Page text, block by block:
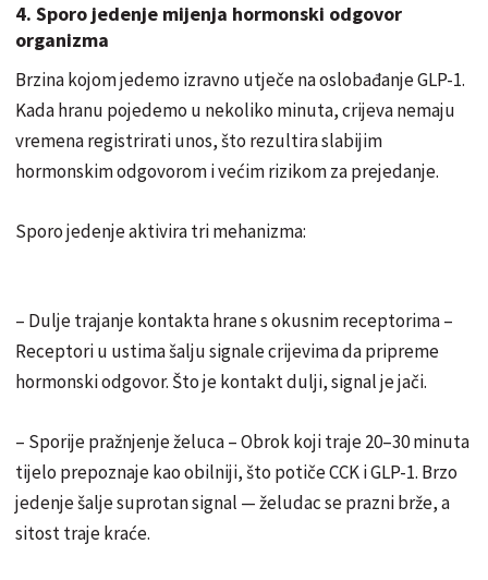
4. Sporo jedenje mijenja hormonski odgovor
organizma
Brzina kojom jedemo izravno utječe na oslobađanje GLP-1.
Kada hranu pojedemo u nekoliko minuta, crijeva nemaju
vremena registrirati unos, što rezultira slabijim
hormonskim odgovorom i većim rizikom za prejedanje.
Sporo jedenje aktivira tri mehanizma:
– Dulje trajanje kontakta hrane s okusnim receptorima –
Receptori u ustima šalju signale crijevima da pripreme
hormonski odgovor. Što je kontakt dulji, signal je jači.
– Sporije pražnjenje želuca – Obrok koji traje 20–30 minuta
tijelo prepoznaje kao obilniji, što potiče CCK i GLP-1. Brzo
jedenje šalje suprotan signal — želudac se prazni brže, a
sitost traje kraće.